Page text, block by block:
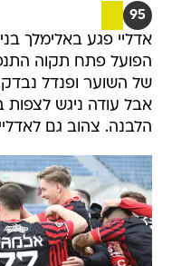
95
אדליי פגע באלימלך
הפועל פתח תקוה
של השוער ופנדל
אבל עודה ניגש לצפות
הלבנה. צהוב גם לאדליי